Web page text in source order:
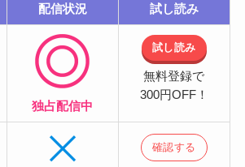
配信状況 試し読み
独占配信中
試し読み
無料登録で
300円OFF！
確認する